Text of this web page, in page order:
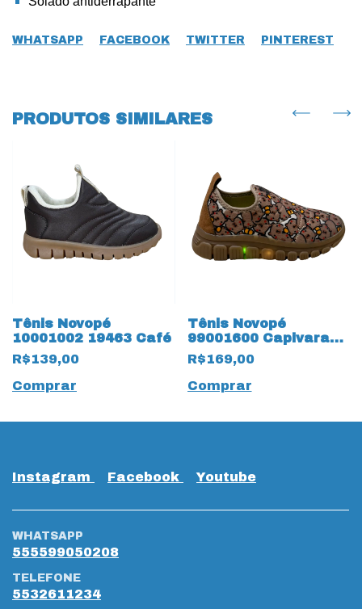
WHATSAPP FACEBOOK TWITTER PINTEREST
PRODUTOS SIMILARES
Tênis Novopé
10001002 19463 Café
R$139,00
Comprar
Tênis Novopé
99001600 Capivara
Frutas 18810 Bege
R$169,00
Comprar
Instagram Facebook Youtube
WHATSAPP
555599050208
TELEFONE
5532611234